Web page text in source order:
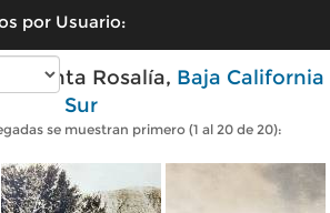
por Usuario:
Santa Rosalía, Baja California
Sur
se muestran primero (1 al 20 de 20):